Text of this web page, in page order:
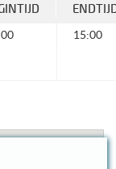
15:00